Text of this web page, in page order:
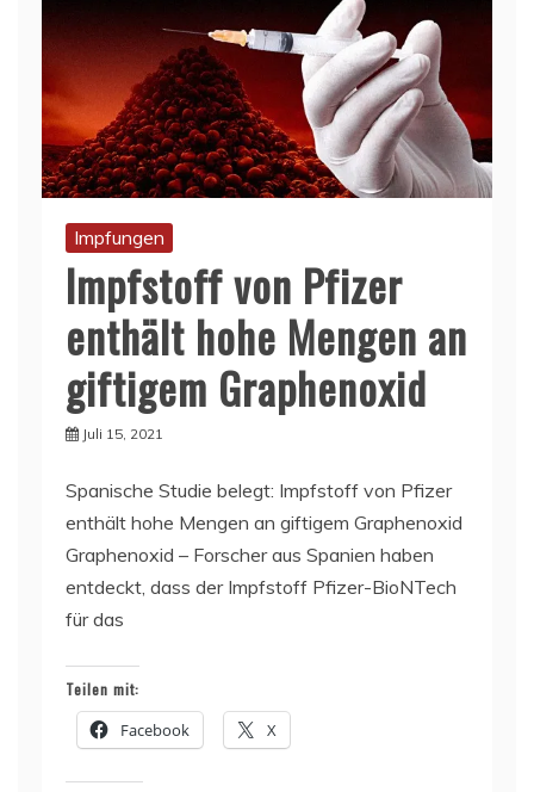
Impfungen
Impfstoff von Pfizer
enthält hohe Mengen an
giftigem Graphenoxid
Juli 15, 2021
Spanische Studie belegt: Impfstoff von Pfizer
enthält hohe Mengen an giftigem Graphenoxid
Graphenoxid – Forscher aus Spanien haben
entdeckt, dass der Impfstoff Pfizer-BioNTech
für das
Teilen mit:
Facebook X